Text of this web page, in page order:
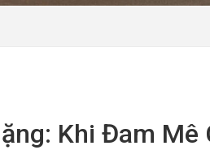
Khi Đam Mê